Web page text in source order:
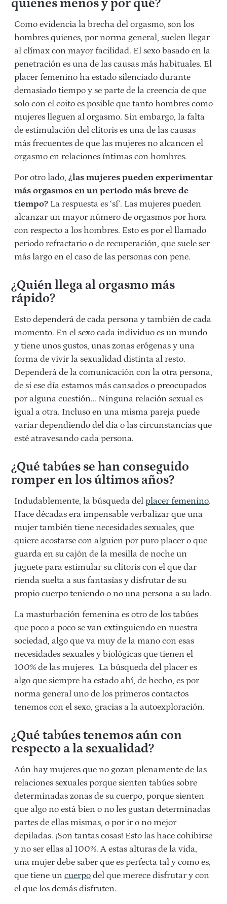
quienes menos y por qué?
Como evidencia la brecha del orgasmo, son los
hombres quienes, por norma general, suelen llegar
al clímax con mayor facilidad. El sexo basado en la
penetración es una de las causas más habituales. El
placer femenino ha estado silenciado durante
demasiado tiempo y se parte de la creencia de que
solo con el coito es posible que tanto hombres como
mujeres lleguen al orgasmo. Sin embargo, la falta
de estimulación del clítoris es una de las causas
más frecuentes de que las mujeres no alcancen el
orgasmo en relaciones íntimas con hombres.
Por otro lado, ¿las mujeres pueden experimentar
más orgasmos en un periodo más breve de
tiempo? La respuesta es ‘sí’. Las mujeres pueden
alcanzar un mayor número de orgasmos por hora
con respecto a los hombres. Esto es por el llamado
periodo refractario o de recuperación, que suele ser
más largo en el caso de las personas con pene.
¿Quién llega al orgasmo más
rápido?
Esto dependerá de cada persona y también de cada
momento. En el sexo cada individuo es un mundo
y tiene unos gustos, unas zonas erógenas y una
forma de vivir la sexualidad distinta al resto.
Dependerá de la comunicación con la otra persona,
de si ese día estamos más cansados o preocupados
por alguna cuestión… Ninguna relación sexual es
igual a otra. Incluso en una misma pareja puede
variar dependiendo del día o las circunstancias que
esté atravesando cada persona.
¿Qué tabúes se han conseguido
romper en los últimos años?
Indudablemente, la búsqueda del placer femenino.
Hace décadas era impensable verbalizar que una
mujer también tiene necesidades sexuales, que
quiere acostarse con alguien por puro placer o que
guarda en su cajón de la mesilla de noche un
juguete para estimular su clítoris con el que dar
rienda suelta a sus fantasías y disfrutar de su
propio cuerpo teniendo o no una persona a su lado.
La masturbación femenina es otro de los tabúes
que poco a poco se van extinguiendo en nuestra
sociedad, algo que va muy de la mano con esas
necesidades sexuales y biológicas que tienen el
100% de las mujeres. La búsqueda del placer es
algo que siempre ha estado ahí, de hecho, es por
norma general uno de los primeros contactos
tenemos con el sexo, gracias a la autoexploración.
¿Qué tabúes tenemos aún con
respecto a la sexualidad?
Aún hay mujeres que no gozan plenamente de las
relaciones sexuales porque sienten tabúes sobre
determinadas zonas de su cuerpo, porque sienten
que algo no está bien o no les gustan determinadas
partes de ellas mismas, o por ir o no mejor
depiladas. ¡Son tantas cosas! Esto las hace cohibirse
y no ser ellas al 100%. A estas alturas de la vida,
una mujer debe saber que es perfecta tal y como es,
que tiene un cuerpo del que merece disfrutar y con
el que los demás disfruten.